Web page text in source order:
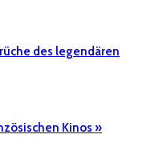
des legendären
Kinos »